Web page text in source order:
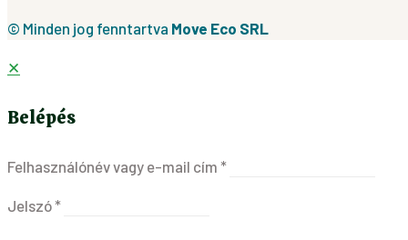
© Minden jog fenntartva Move Eco SRL
✕
Belépés
Felhasználónév vagy e-mail cím *
Jelszó*